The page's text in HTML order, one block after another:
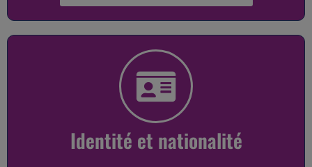
Identité et nationalité